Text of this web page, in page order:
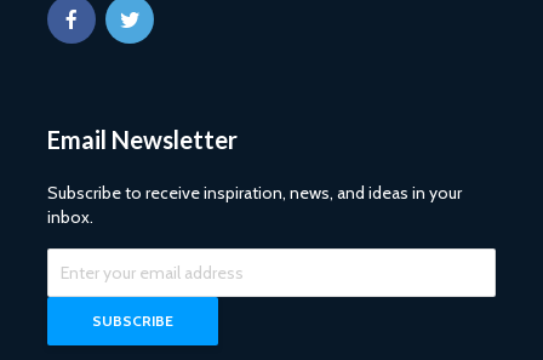
Email Newsletter
Subscribe to receive inspiration, news, and ideas in your
inbox.